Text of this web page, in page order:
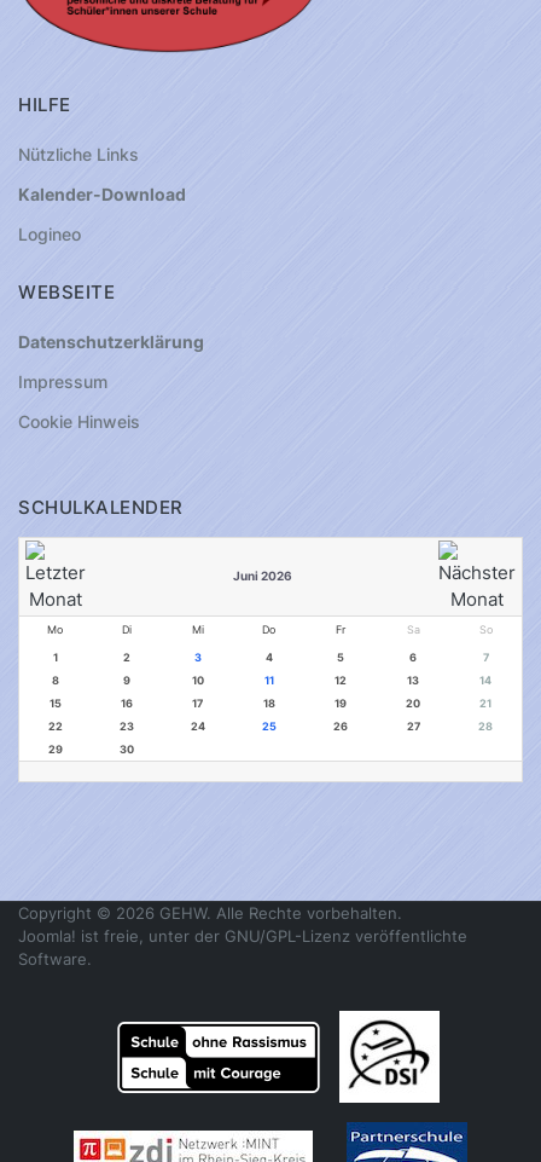
HILFE
Nützliche Links
Kalender-Download
Logineo
WEBSEITE
Datenschutzerklärung
Impressum
Cookie Hinweis
SCHULKALENDER
Juni 2026
Mo Di Mi Do Fr Sa So
1 2 3 4 5 6
7
8
9 10 11 12 13
14
15
16 17 18 19 20
21
22
23 24 25 26 27
28
29
30
Copyright © 2026 GEHW. Alle Rechte vorbehalten.
Joomla! ist freie, unter der GNU/GPL-Lizenz veröffentlichte
Software.